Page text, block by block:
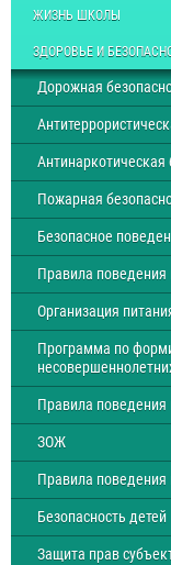
ЖИЗНЬ ШКОЛЫ
ЗДОРОВЬЕ И
Дорожная
Антинаркотическая
Пожарная
Безопасное
Правила поведения
Организация
Программа по
Правила поведения
ЗОЖ
Правила поведения
Безопасность детей
Защита прав